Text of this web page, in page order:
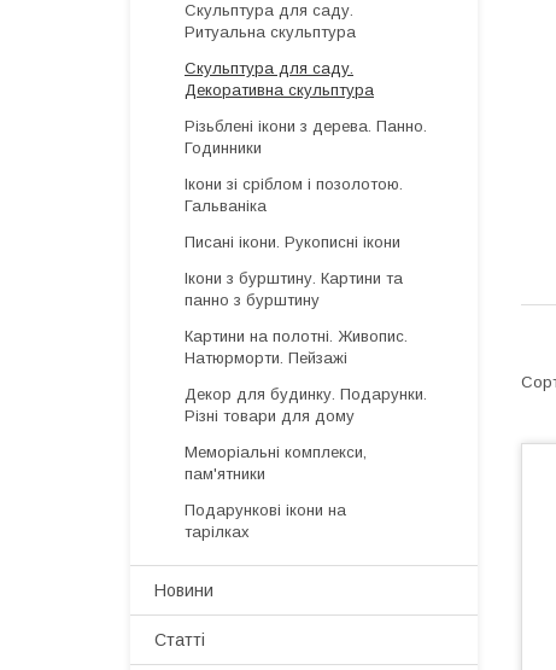
Скульптура для саду.
Ритуальна скульптура
Скульптура для саду.
Декоративна скульптура
Різьблені ікони з дерева. Панно.
Годинники
Ікони зі сріблом і позолотою.
Гальваніка
Писані ікони. Рукописні ікони
Ікони з бурштину. Картини та
панно з бурштину
Картини на полотні. Живопис.
Натюрморти. Пейзажі
Декор для будинку. Подарунки.
Різні товари для дому
Меморіальні комплекси,
пам'ятники
Подарункові ікони на
тарілках
Новини
Статті